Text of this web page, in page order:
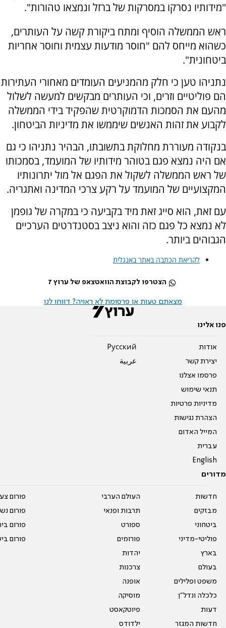
"מידותיו נסרקו במסרקות של ברזל ונמצאו טהורות".
ראש הממשלה הוסיף ומתח ביקורת קשה על העותרים,
כשהוא מייחס להם "חוסר מודעות עצמית וחוסר אחריות
ביטחונית".
נתניהו טען כי חלק מהמניעים העומדים מאחורי העתירות
הם פוליטיים וזרים, וכי העותרים מבקשים למעשה לשלול
מהעם את הסמכות הדמוקרטית שהפקיד בידי הממשלה
לקבוע את זהות האנשים שיממשו את מדיניות הביטחון.
בנקודה מעוררת מחלוקת בתשובתו, הבהיר נתניהו כי גם
אם היה נמצא פגם בטוהר מידותיו של המועמד, בסמכותו
של ראש הממשלה לשקול את הפגם אל מול יתרונותיו
המקצועיים של המועמד על רקע צרכי המדינה ואתגריה.
עם זאת, הוא סייג זאת מיד בקביעה כי במקרה של גופמן
לא נמצא כל פגם כזה והוא ניצב בסטנדרטים הערכיים
הגבוהים ביותר.
לקריאת הכתבה באתר באנגלית
הצטרפו לקבוצת הוואטצאפ של ערוץ 7
מצאתם טעות או פרסומת לא ראויה? דווחו לנו
פנו אלינו
אודות
יצירת קשר
פרסמו אצלנו
תנאי שימוש
מדיניות פרטיות
הצהרת נגישות
המייל האדום
עברית
English
Pусский
عربية
מדורים
חדשות
מבזקים
ביטחוני
פוליטי-מדיני
בארץ
בעולם
משפט ופלילים
כלכלה ונדל"ן
דעות
חדשות המגזר
העולם הערבי
תרבות ופנאי
ספורט
פורומים
יהדות
צרכנות
אופנה
מוסיקה
פיוטקאסט
ילדודס
פורום
פורום
פורום
פורום